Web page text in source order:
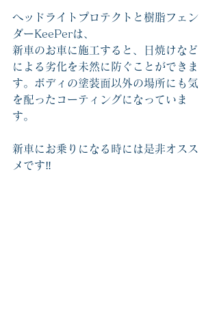
ヘッドライトプロテクトと樹脂フェン
ダーKeePerは、
新車のお車に施工すると、日焼けなど
による劣化を未然に防ぐことができま
す。ボディの塗装面以外の場所にも気
を配ったコーティングになっていま
す。
新車にお乗りになる時には是非オスス
メです‼️